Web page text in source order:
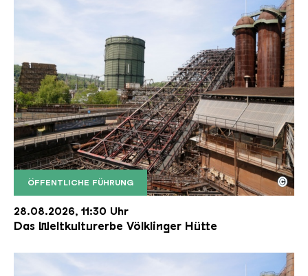
ÖFFENTLICHE FÜHRUNG
Der Erzschrägaufzug der Völklinger Hütte mit
Copyright: Weltkulturerbe Völklinger Hütte | Karl
©
28.08.2026, 11:30 Uhr
Das Weltkulturerbe Völklinger Hütte